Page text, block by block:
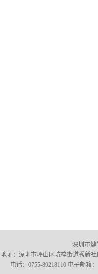
深圳市健
地址：深圳市坪山区坑梓街道秀新
电话：0755-89218110 电子邮箱